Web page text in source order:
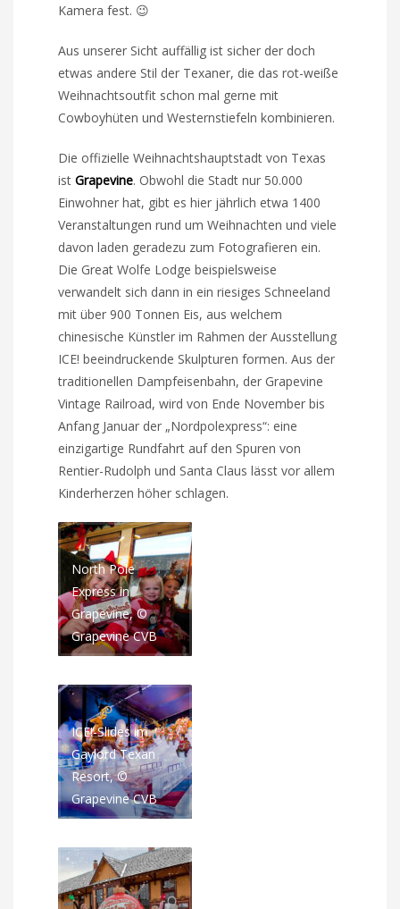
Kamera fest. 😉
Aus unserer Sicht auffällig ist sicher der doch
etwas andere Stil der Texaner, die das rot-weiße
Weihnachtsoutfit schon mal gerne mit
Cowboyhüten und Westernstiefeln kombinieren.
Die offizielle Weihnachtshauptstadt von Texas
istGrapevine. Obwohl die Stadt nur 50.000
Einwohner hat, gibt es hier jährlich etwa 1400
Veranstaltungen rund um Weihnachten und viele
davon laden geradezu zum Fotografieren ein.
Die Great Wolfe Lodge beispielsweise
verwandelt sich dann in ein riesiges Schneeland
mit über 900 Tonnen Eis, aus welchem
chinesische Künstler im Rahmen der Ausstellung
ICE! beeindruckende Skulpturen formen. Aus der
traditionellen Dampfeisenbahn, der Grapevine
Vintage Railroad, wird von Ende November bis
Anfang Januar der „Nordpolexpress“: eine
einzigartige Rundfahrt auf den Spuren von
Rentier-Rudolph und Santa Claus lässt vor allem
Kinderherzen höher schlagen.
North Pole
Express in
Grapevine, ©
Grapevine CVB
ICE!-Slides im
Gaylord Texan
Resort, ©
Grapevine CVB